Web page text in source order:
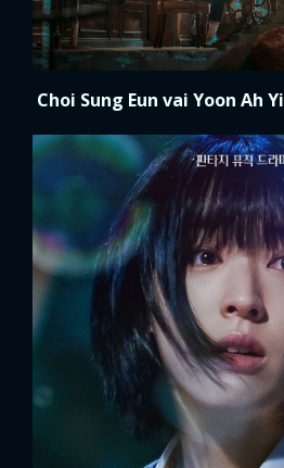
Choi Sung Eun vai Yoon Ah Yi